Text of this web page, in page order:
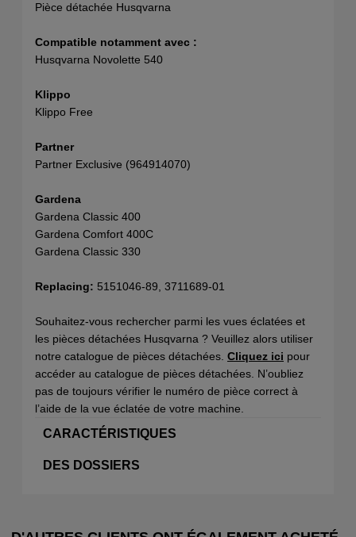
Pièce détachée Husqvarna
Compatible notamment avec :
Husqvarna Novolette 540
Klippo
Klippo Free
Partner
Partner Exclusive (964914070)
Gardena
Gardena Classic 400
Gardena Comfort 400C
Gardena Classic 330
Replacing: 5151046-89, 3711689-01
Souhaitez-vous rechercher parmi les vues éclatées et
les pièces détachées Husqvarna ? Veuillez alors utiliser
notre catalogue de pièces détachées. Cliquez ici pour
accéder au catalogue de pièces détachées. N’oubliez
pas de toujours vérifier le numéro de pièce correct à
l’aide de la vue éclatée de votre machine.
CARACTÉRISTIQUES
DES DOSSIERS